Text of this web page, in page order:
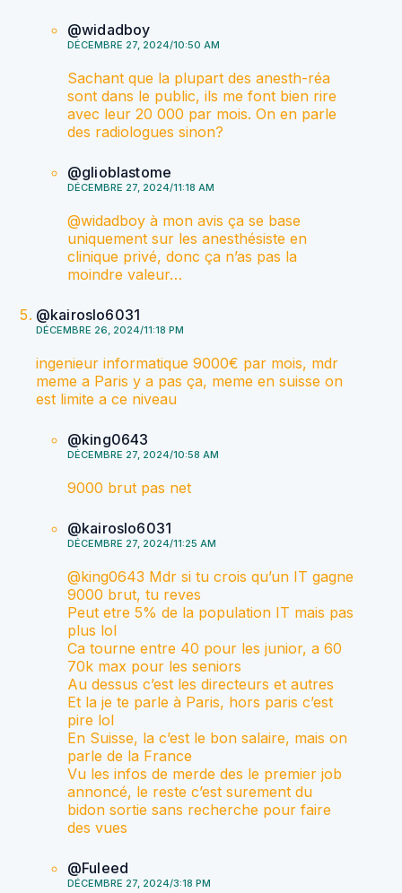
@widadboy
DÉCEMBRE 27, 2024/10:50 AM
Sachant que la plupart des anesth-réa
sont dans le public, ils me font bien rire
avec leur 20 000 par mois. On en parle
des radiologues sinon?
@glioblastome
DÉCEMBRE 27, 2024/11:18 AM
@widadboy à mon avis ça se base
uniquement sur les anesthésiste en
clinique privé, donc ça n’as pas la
moindre valeur…
@kairoslo6031
DÉCEMBRE 26, 2024/11:18 PM
ingenieur informatique 9000€ par mois, mdr
meme a Paris y a pas ça, meme en suisse on
est limite a ce niveau
@king0643
DÉCEMBRE 27, 2024/10:58 AM
9000 brut pas net
@kairoslo6031
DÉCEMBRE 27, 2024/11:25 AM
@king0643 Mdr si tu crois qu’un IT gagne
9000 brut, tu reves
Peut etre 5% de la population IT mais pas
plus lol
Ca tourne entre 40 pour les junior, a 60
70k max pour les seniors
Au dessus c’est les directeurs et autres
Et la je te parle à Paris, hors paris c’est
pire lol
En Suisse, la c’est le bon salaire, mais on
parle de la France
Vu les infos de merde des le premier job
annoncé, le reste c’est surement du
bidon sortie sans recherche pour faire
des vues
@Fuleed
DÉCEMBRE 27, 2024/3:18 PM